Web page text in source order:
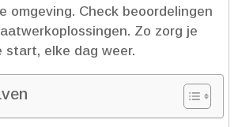
omgeving.​ Check beoordelingen
Zo zorg je
start, elke dag weer.​